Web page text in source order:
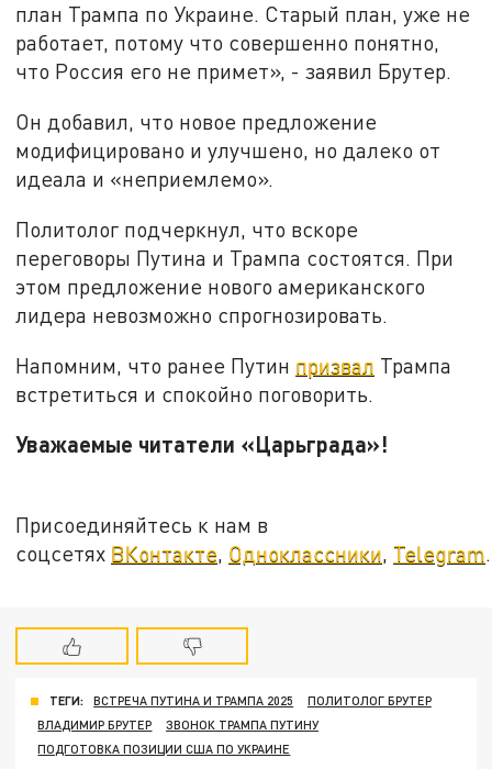
план Трампа по Украине. Старый план, уже не
работает, потому что совершенно понятно,
что Россия его не примет», - заявил Брутер.
Он добавил, что новое предложение
модифицировано и улучшено, но далеко от
идеала и «неприемлемо».
Политолог подчеркнул, что вскоре
переговоры Путина и Трампа состоятся. При
этом предложение нового американского
лидера невозможно спрогнозировать.
Напомним, что ранее Путин призвал Трампа
встретиться и спокойно поговорить.
Уважаемые читатели «Царьграда»!
Присоединяйтесь к нам в
соцсетях ВКонтакте, Одноклассники, Telegram.
ТЕГИ: ВСТРЕЧА ПУТИНА И ТРАМПА 2025
ПОЛИТОЛОГ БРУТЕР
ВЛАДИМИР БРУТЕР
ЗВОНОК ТРАМПА ПУТИНУ
ПОДГОТОВКА ПОЗИЦИИ США ПО УКРАИНЕ